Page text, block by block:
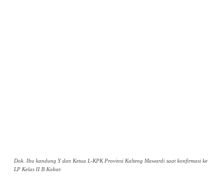
Dok. Ibu kandung Y dan Ketua L-KPK Provinsi Kalteng Mawardi saat konfirmasi ke
LP Kelas II B Kobar.